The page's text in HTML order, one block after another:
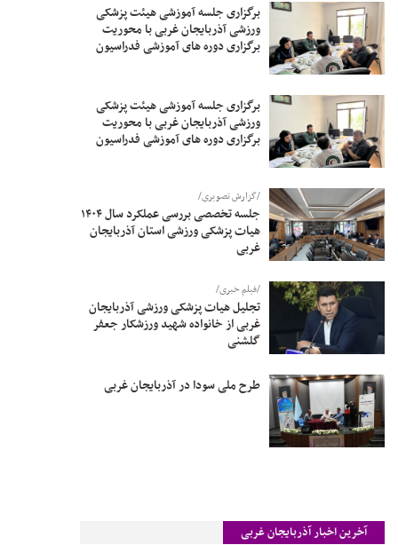
برگزاری جلسه آموزشی هیئت پزشکی
ورزشی آذربایجان غربی با محوریت
برگزاری دوره های آموزشی فدراسیون
برگزاری جلسه آموزشی هیئت پزشکی
ورزشی آذربایجان غربی با محوریت
برگزاری دوره های آموزشی فدراسیون
/گزارش تصویری/
جلسه تخصصی بررسی عملکرد سال ۱۴۰۴
هیات پزشکی ورزشی استان آذربایجان
غربی
/فیلم خبری/
تجلیل هیات پزشکی ورزشی آذربایجان
غربی از خانواده شهید ورزشکار جعفر
گلشنی
طرح ملی سودا در آذربایجان غربی
آخرین اخبار آذربایجان غربی